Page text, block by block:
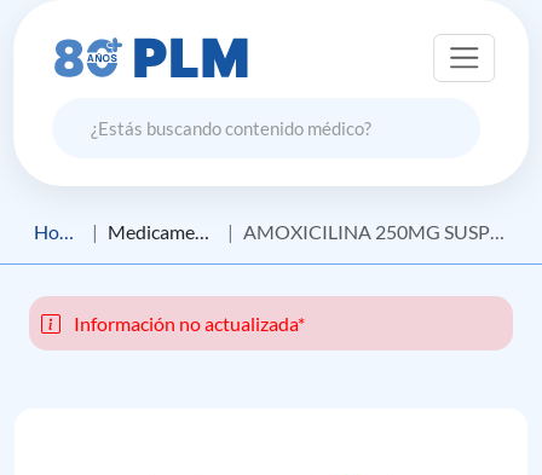
Home Medicamento AMOXICILINA 250MG SUSP X 80ML
Información no actualizada*